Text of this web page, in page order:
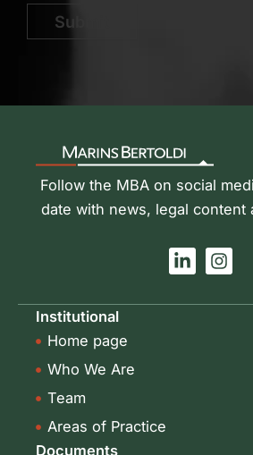
Submit
Follow the MBA on social
date with news, legal content
L
i
k
I
n
t
Institutional
Home page
Who We Are
Team
Areas of Practice
Documents